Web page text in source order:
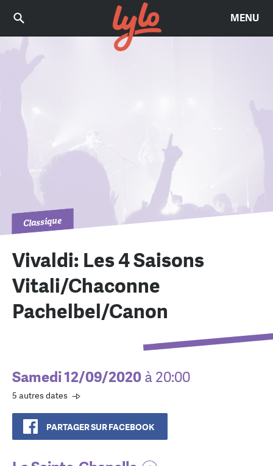
MENU
Classique
Vivaldi: Les 4 Saisons
Vitali/Chaconne
Pachelbel/Canon
Samedi 12/09/2020 à 20:00
5 autres dates
PARTAGER SUR FACEBOOK